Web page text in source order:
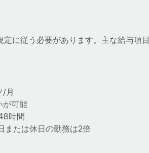
に従う必要があります。主な給与項目
/月
が可能
時間
または休日の勤務は2倍